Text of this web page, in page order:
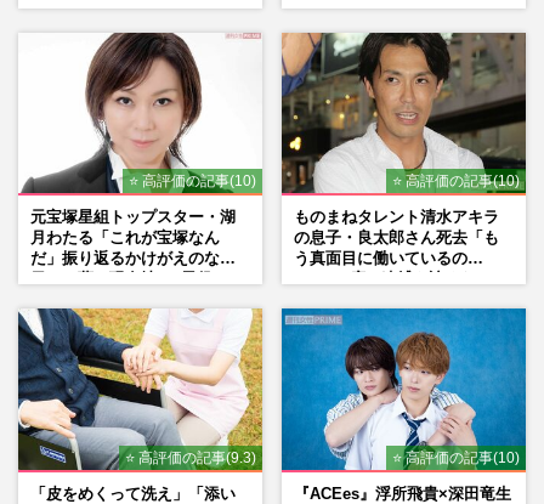
⭐ 高評価の記事(10)
元宝塚星組トップスター・湖
月わたる「これが宝塚なん
だ」振り返るかけがえのない
⭐ 高評価の記事(10)
ものまねタレント清水アキラ
の息子・良太郎さん死去「も
う真面目に働いているの
⭐ 高評価の記事(9.3)
「皮をめくって洗え」「添い
⭐ 高評価の記事(10)
『ACEes』浮所飛貴×深田竜生